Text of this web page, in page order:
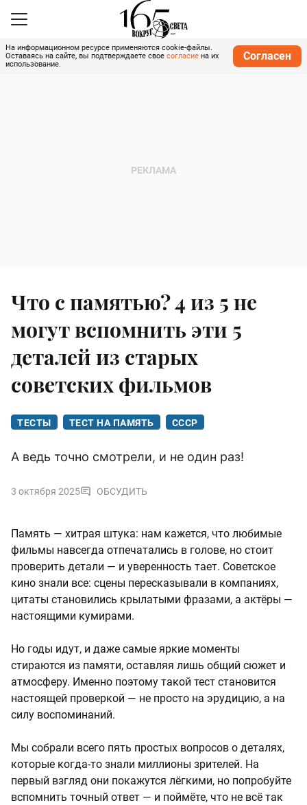
На информационном ресурсе применяются cookie-файлы.
Оставаясь на сайте, вы подтверждаете свое согласие на их
использование.
Согласен
Что с памятью? 4 из 5 не
могут вспомнить эти 5
деталей из старых
советских фильмов
ТЕСТЫ ТЕСТ НА ПАМЯТЬ СССР
А ведь точно смотрели, и не один раз!
3 октября 2025 ОБСУДИТЬ
Память — хитрая штука: нам кажется, что любимые
фильмы навсегда отпечатались в голове, но стоит
проверить детали — и уверенность тает. Советское
кино знали все: сцены пересказывали в компаниях,
цитаты становились крылатыми фразами, а актёры —
настоящими кумирами.
Но годы идут, и даже самые яркие моменты
стираются из памяти, оставляя лишь общий сюжет и
атмосферу. Именно поэтому такой тест становится
настоящей проверкой — не просто на эрудицию, а на
силу воспоминаний.
Мы собрали всего пять простых вопросов о деталях,
которые когда-то знали миллионы зрителей. На
первый взгляд они покажутся лёгкими, но попробуйте
вспомнить точный ответ — и поймёте, что не всё так